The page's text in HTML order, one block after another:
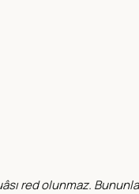
red olunmaz. Bununla